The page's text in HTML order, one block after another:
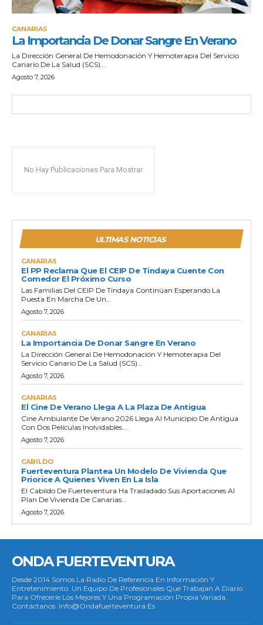
CANARIAS
La Importancia De Donar Sangre En Verano
La Dirección General De Hemodonación Y Hemoterapia Del Servicio
Canario De La Salud (SCS)...
Agosto 7, 2026
No Hay Publicaciones Para Mostrar
ULTIMAS NOTICIAS
CANARIAS
El PP Reclama Que El CEIP De Tindaya Cuente Con
Comedor El Próximo Curso
Las Familias Del CEIP De Tindaya Continúan Esperando La
Puesta En Marcha De Un...
Agosto 7, 2026
CANARIAS
La Importancia De Donar Sangre En Verano
La Dirección General De Hemodonación Y Hemoterapia Del
Servicio Canario De La Salud (SCS)...
Agosto 7, 2026
CANARIAS
El Cine De Verano Llega A La Plaza De Antigua
Cine Ambulante De Verano 2026 Llega Al Municipio De Antigua
Con Dos Películas Inolvidables....
Agosto 7, 2026
CABILDO
Fuerteventura Plantea Un Modelo De Vivienda Que
Priorice A Quienes Viven En La Isla
El Cabildo De Fuerteventura Ha Trasladado Sus Aportaciones Al
Plan De Vivienda De Canarias...
Agosto 7, 2026
ONDA FUERTEVENTURA
Desde 2014 Somos La Radio De Referencia En Información Y
Entretenimiento. Un Equipo De Profesionales Que Trabajan A Diario
Para Ofrecerle Los Mejores Y Una Programación Propia Variada.
Contáctanos: Info@ondafuerteventura.es